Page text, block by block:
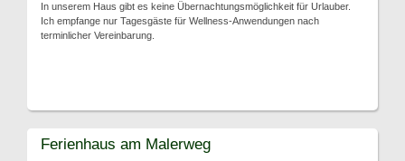
In unserem Haus gibt es keine Übernachtungsmöglichkeit für Urlauber.
Ich empfange nur Tagesgäste für Wellness-Anwendungen nach
terminlicher Vereinbarung.
Ferienhaus am Malerweg